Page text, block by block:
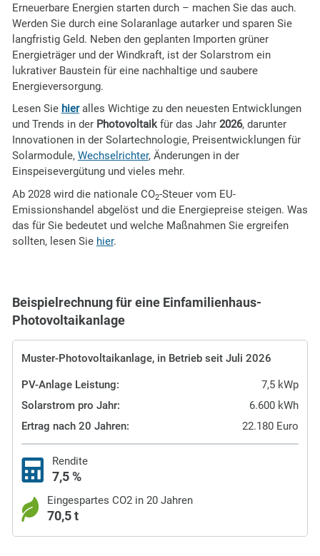
Erneuerbare Energien starten durch – machen Sie das auch.
Werden Sie durch eine Solaranlage autarker und sparen Sie
langfristig Geld. Neben den geplanten Importen grüner
Energieträger und der Windkraft, ist der Solarstrom ein
lukrativer Baustein für eine nachhaltige und saubere
Energieversorgung.
Lesen Sie hieralles Wichtige zu den neuesten Entwicklungen
und Trends in der Photovoltaikfür das Jahr 2026, darunter
Innovationen in der Solartechnologie, Preisentwicklungen für
Solarmodule, Wechselrichter, Änderungen in der
Einspeisevergütung und vieles mehr.
Ab 2028 wird die nationale CO2-Steuer vom EU-
Emissionshandel abgelöst und die Energiepreise steigen. Was
das für Sie bedeutet und welche Maßnahmen Sie ergreifen
sollten, lesen Sie hier.
Beispielrechnung für eine Einfamilienhaus-
Photovoltaikanlage
Muster-Photovoltaikanlage, in Betrieb seit Juli 2026
PV-Anlage Leistung:
7,5 kWp
Solarstrom pro Jahr:
6.600 kWh
Ertrag nach 20 Jahren:
22.180 Euro
Rendite
7,5 %
Eingespartes CO2 in 20 Jahren
70,5 t